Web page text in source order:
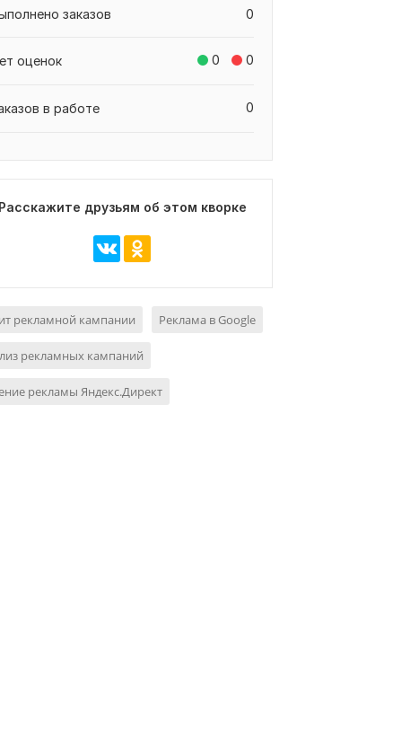
0
заказов
0 0
оценок
0
в работе
Расскажите друзьям об этом кворке
рекламной кампании Реклама в Google
рекламных кампаний
рекламы Яндекс.Директ